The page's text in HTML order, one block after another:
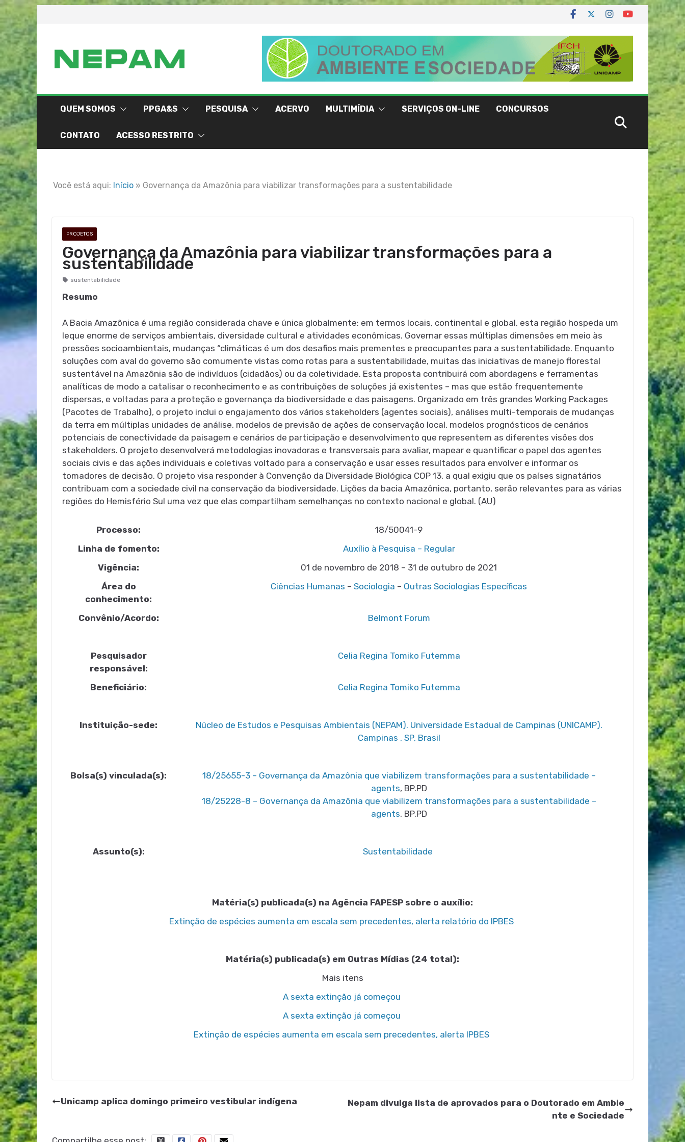
to
QUEM SOMOS PPGA&S PESQUISA ACERVO MULTIMÍDIA SERVIÇOS ON-LINE CONCURSOS
CONTATO ACESSO RESTRITO
Você está aqui: Início » Governança da Amazônia para viabilizar transformações para a sustentabilidade
PROJETOS
Governança da Amazônia para viabilizar transformações para a
sustentabilidade
sustentabilidade
Resumo
A Bacia Amazônica é uma região considerada chave e única globalmente: em termos locais, continental e global, esta região hospeda um
leque enorme de serviços ambientais, diversidade cultural e atividades econômicas. Governar essas múltiplas dimensões em meio às
pressões socioambientais, mudanças “climáticas é um dos desafios mais prementes e preocupantes para a sustentabilidade. Enquanto
soluções com aval do governo são comumente vistas como rotas para a sustentabilidade, muitas das iniciativas de manejo florestal
sustentável na Amazônia são de indivíduos (cidadãos) ou da coletividade. Esta proposta contribuirá com abordagens e ferramentas
analíticas de modo a catalisar o reconhecimento e as contribuições de soluções já existentes – mas que estão frequentemente
dispersas, e voltadas para a proteção e governança da biodiversidade e das paisagens. Organizado em três grandes Working Packages
(Pacotes de Trabalho), o projeto inclui o engajamento dos vários stakeholders (agentes sociais), análises multi-temporais de mudanças
da terra em múltiplas unidades de análise, modelos de previsão de ações de conservação local, modelos prognósticos de cenários
potenciais de conectividade da paisagem e cenários de participação e desenvolvimento que representem as diferentes visões dos
stakeholders. O projeto desenvolverá metodologias inovadoras e transversais para avaliar, mapear e quantificar o papel dos agentes
sociais civis e das ações individuais e coletivas voltado para a conservação e usar esses resultados para envolver e informar os
tomadores de decisão. O projeto visa responder à Convenção da Diversidade Biológica COP 13, a qual exigiu que os países signatários
contribuam com a sociedade civil na conservação da biodiversidade. Lições da bacia Amazônica, portanto, serão relevantes para as várias
regiões do Hemisfério Sul uma vez que elas compartilham semelhanças no contexto nacional e global. (AU)
Processo:
18/50041-9
Linha de fomento:
Auxílio à Pesquisa – Regular
Vigência:
01 de novembro de 2018 – 31 de outubro de 2021
Área do
conhecimento:
Ciências Humanas – Sociologia – Outras Sociologias Específicas
Convênio/Acordo: Belmont Forum
Pesquisador
responsável:
Celia Regina Tomiko Futemma
Beneficiário: Celia Regina Tomiko Futemma
Instituição-sede:
Núcleo de Estudos e Pesquisas Ambientais (NEPAM). Universidade Estadual de Campinas (UNICAMP).
Campinas , SP, Brasil
Bolsa(s) vinculada(s):
18/25655-3 – Governança da Amazônia que viabilizem transformações para a sustentabilidade –
agents, BP.PD
18/25228-8 – Governança da Amazônia que viabilizem transformações para a sustentabilidade –
agents, BP.PD
Assunto(s): Sustentabilidade
Matéria(s) publicada(s) na Agência FAPESP sobre o auxílio:
Extinção de espécies aumenta em escala sem precedentes, alerta relatório do IPBES
Matéria(s) publicada(s) em Outras Mídias (24 total):
Mais itens
A sexta extinção já começou
A sexta extinção já começou
Extinção de espécies aumenta em escala sem precedentes, alerta IPBES
Unicamp aplica domingo primeiro vestibular indígena
Nepam divulga lista de aprovados para o Doutorado em Ambie
nte e Sociedade